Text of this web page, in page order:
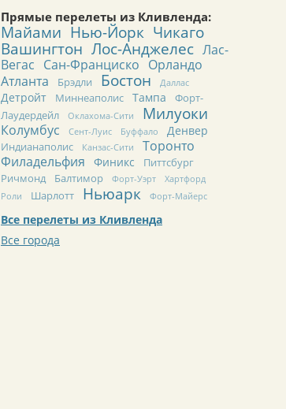
Прямые перелеты из Кливленда:
Майами Нью-Йорк Чикаго
Вашингтон Лос-Анджелес Лас-
Вегас Сан-Франциско Орландо
Атланта
Брэдли Бостон Даллас
Детройт Миннеаполис Тампа
Форт-
Лаудердейл
Оклахома-Сити Милуоки
Колумбус Сент-Луис Буффало Денвер
Индианаполис Канзас-Сити
Торонто
Филадельфия
Финикс
Питтсбург
Ричмонд
Балтимор Форт-Уэрт
Хартфорд
Роли
Шарлотт Ньюарк Форт-Майерс
Все перелеты из Кливленда
Все города